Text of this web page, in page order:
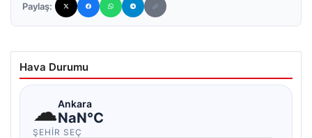
Paylaş:
Hava Durumu
☁Ankara
NaN°C
ŞEHIR SEÇ